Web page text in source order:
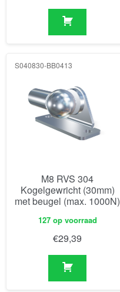
S040830-BB0413
M8 RVS 304
Kogelgewricht (30mm)
met beugel (max. 1000N)
127 op voorraad
€29,39